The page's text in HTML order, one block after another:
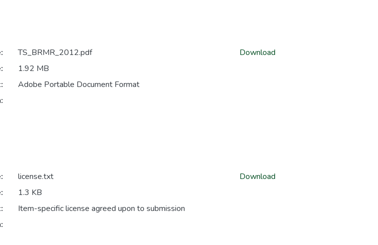
TS_BRMR_2012.pdf
1.92 MB
Adobe Portable Document Format
Download
license.txt
1.3 KB
Item-specific license agreed upon to submission
Download